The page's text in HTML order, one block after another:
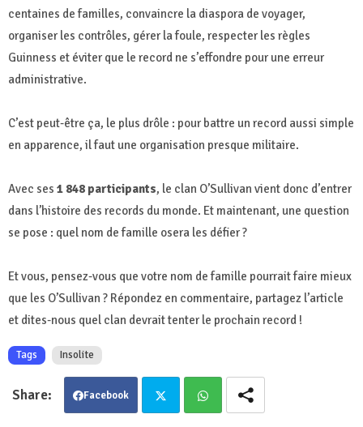
centaines de familles, convaincre la diaspora de voyager,
organiser les contrôles, gérer la foule, respecter les règles
Guinness et éviter que le record ne s’effondre pour une erreur
administrative.
C’est peut-être ça, le plus drôle : pour battre un record aussi simple
en apparence, il faut une organisation presque militaire.
Avec ses 1 848 participants, le clan O’Sullivan vient donc d’entrer
dans l’histoire des records du monde. Et maintenant, une question
se pose : quel nom de famille osera les défier ?
Et vous, pensez-vous que votre nom de famille pourrait faire mieux
que les O’Sullivan ? Répondez en commentaire, partagez l’article
et dites-nous quel clan devrait tenter le prochain record !
Tags Insolite
Facebook